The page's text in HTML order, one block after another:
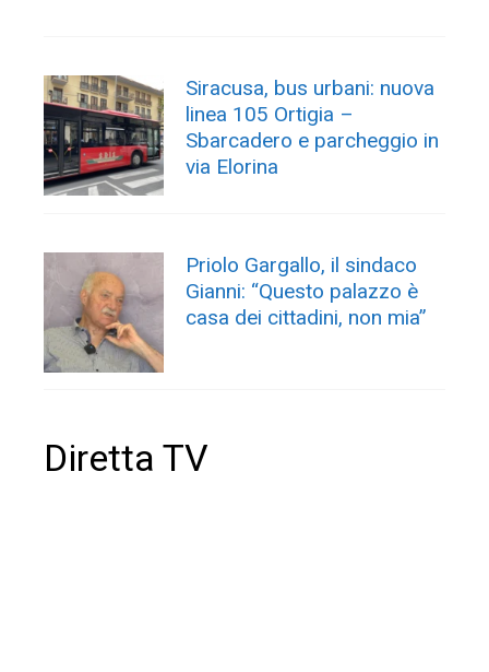
Siracusa, bus urbani: nuova
linea 105 Ortigia –
Sbarcadero e parcheggio in
via Elorina
Priolo Gargallo, il sindaco
Gianni: “Questo palazzo è
casa dei cittadini, non mia”
Diretta TV